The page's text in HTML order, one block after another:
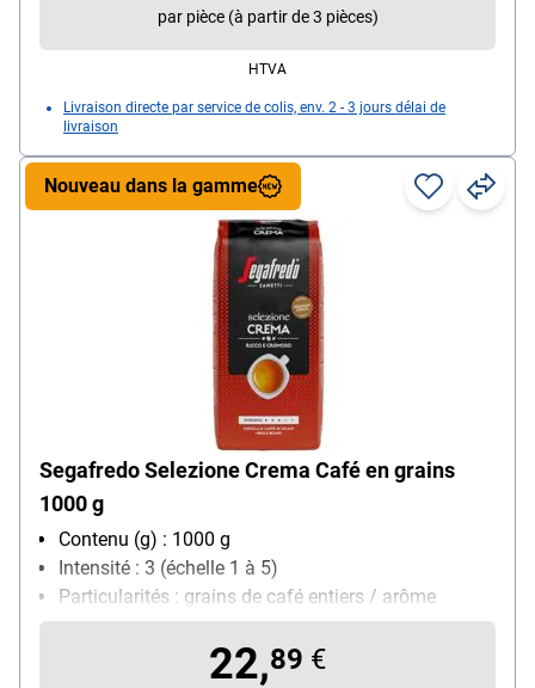
par pièce (à partir de 3 pièces)
HTVA
Livraison directe par service de colis, env. 2 - 3 jours délai de
livraison
Segafredo Selezione Crema Café en grains
1000 g
Contenu (g) : 1000 g
Intensité : 3 (échelle 1 à 5)
Particularités : grains de café entiers / arôme
onctueux / torréfaction douce / base idéale pour
toutes les spécialités de café typiques telles que
l'espresso, le cappuccino, le latte macchiato ou le
Nouveau dans la gamme
22,89 €